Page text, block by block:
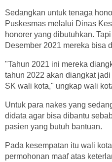
Sedangkan untuk tenaga
Puskesmas melalui Dinas
honorer yang dibutuhkan.
Desember 2021 mereka bisa
"Tahun 2021 ini mereka
tahun 2022 akan diangkat
SK wali kota," ungkap wali
Untuk para nakes yang
didata agar bisa dibantu
pasien yang butuh bantuan.
Pada kesempatan itu wali
permohonan maaf atas